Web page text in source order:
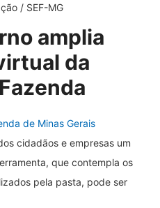
/ SEF-MG
amplia
da
de Minas Gerais
cidadãos e empresas um
que contempla os
pela pasta, pode ser